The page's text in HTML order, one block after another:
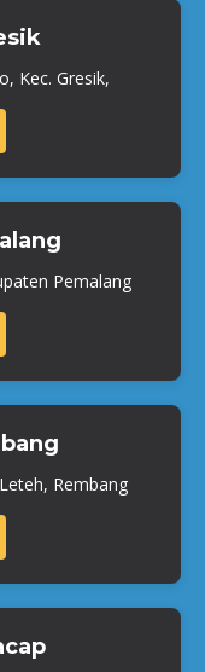
Kec. Gresik,
Pemalang
Rembang